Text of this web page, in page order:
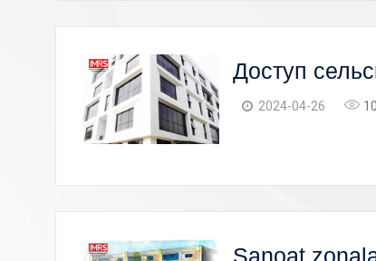
Доступ
2024-04-26
Sanoat